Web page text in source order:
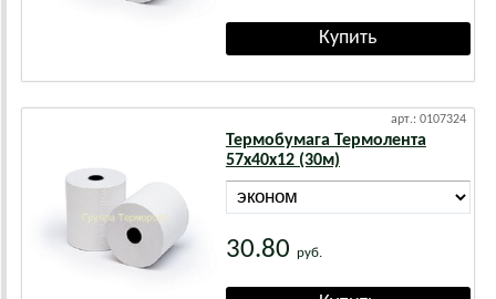
арт.: 0107324
Термобумага Термолента
57х40х12 (30м)
30.80 руб.